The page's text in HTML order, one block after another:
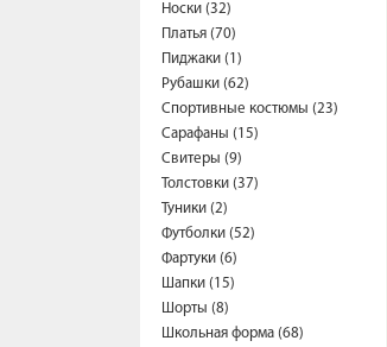
Носки (32)
Платья (70)
Пиджаки (1)
Рубашки (62)
Спортивные костюмы (23)
Сарафаны (15)
Свитеры (9)
Толстовки (37)
Туники (2)
Футболки (52)
Фартуки (6)
Шапки (15)
Шорты (8)
Школьная форма (68)